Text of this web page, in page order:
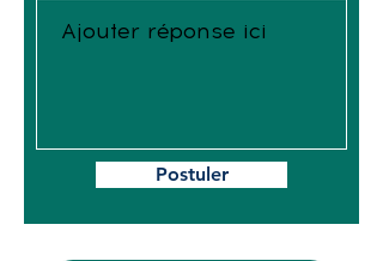
Postuler